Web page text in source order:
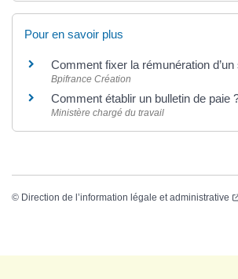
Pour en savoir plus
Comment fixer la rémunération d’un
Bpifrance Création
Comment établir un bulletin de paie
Ministère chargé du travail
© Direction de l’information légale et administrative